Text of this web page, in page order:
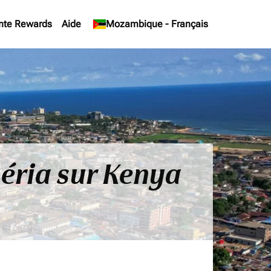
Rewards Aide Mozambique - Français
keyboard_arrow_down
sur Kenya